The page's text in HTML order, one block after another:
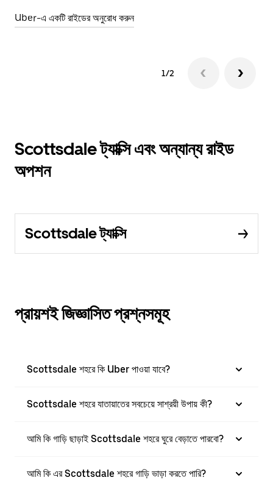
Uber-এ একটি রাইডের অনুরোধ করুন
1/2
Scottsdale ট্যাক্সি এবং অন্যান্য রাইড
অপশন
Scottsdale ট্যাক্সি
প্রায়শই জিজ্ঞাসিত প্রশ্নসমূহ
Scottsdale শহরে কি Uber পাওয়া যাবে?
Scottsdale শহরে যাতায়াতের সবচেয়ে সাশ্রয়ী উপায় কী?
আমি কি গাড়ি ছাড়াই Scottsdale শহরে ঘুরে বেড়াতে পারবো?
আমি কি এর Scottsdale শহরে গাড়ি ভাড়া করতে পারি?